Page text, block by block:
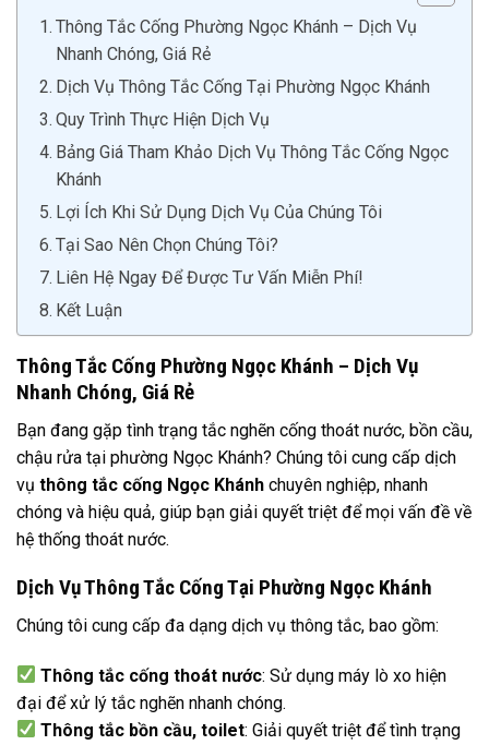
Thông Tắc Cống Phường Ngọc Khánh – Dịch Vụ
Nhanh Chóng, Giá Rẻ
Dịch Vụ Thông Tắc Cống Tại Phường Ngọc Khánh
Quy Trình Thực Hiện Dịch Vụ
Bảng Giá Tham Khảo Dịch Vụ Thông Tắc Cống Ngọc
Khánh
Lợi Ích Khi Sử Dụng Dịch Vụ Của Chúng Tôi
Tại Sao Nên Chọn Chúng Tôi?
Liên Hệ Ngay Để Được Tư Vấn Miễn Phí!
Kết Luận
Thông Tắc Cống Phường Ngọc Khánh – Dịch Vụ
Nhanh Chóng, Giá Rẻ
Bạn đang gặp tình trạng tắc nghẽn cống thoát nước, bồn cầu,
chậu rửa tại phường Ngọc Khánh? Chúng tôi cung cấp dịch
vụ thông tắc cống Ngọc Khánh chuyên nghiệp, nhanh
chóng và hiệu quả, giúp bạn giải quyết triệt để mọi vấn đề về
hệ thống thoát nước.
Dịch Vụ Thông Tắc Cống Tại Phường Ngọc Khánh
Chúng tôi cung cấp đa dạng dịch vụ thông tắc, bao gồm:
Thông tắc cống thoát nước: Sử dụng máy lò xo hiện
đại để xử lý tắc nghẽn nhanh chóng.
Thông tắc bồn cầu, toilet: Giải quyết triệt để tình trạng